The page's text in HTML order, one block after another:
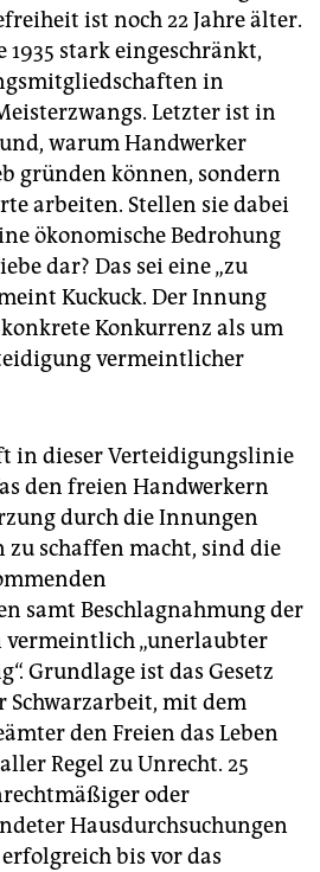
ist noch 22 Jahre älter.
stark eingeschränkt,
in
Letzter ist in
warum Handwerker
gründen können, sondern
arbeiten. Stellen sie dabei
ökonomische Bedrohung
dar? Das sei eine „zu
Kuckuck. Der Innung
Konkurrenz als um
vermeintlicher
in dieser Verteidigungslinie
den freien Handwerkern
durch die Innungen
schaffen macht, sind die
samt Beschlagnahmung der
vermeintlich „unerlaubter
Grundlage ist das Gesetz
Schwarzarbeit, mit dem
den Freien das Leben
Regel zu Unrecht. 25
oder
Hausdurchsuchungen
bis vor das